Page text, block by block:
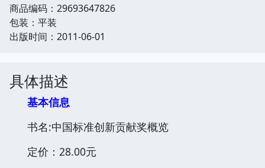
商品编码：29693647826
包装：平装
出版时间：2011-06-01
具体描述
基本信息
书名:中国标准创新贡献奖概览
定价：28.00元